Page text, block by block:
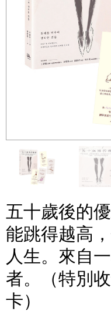
五十歲後的
能跳得越高
人生。來自
者。（特別
卡）